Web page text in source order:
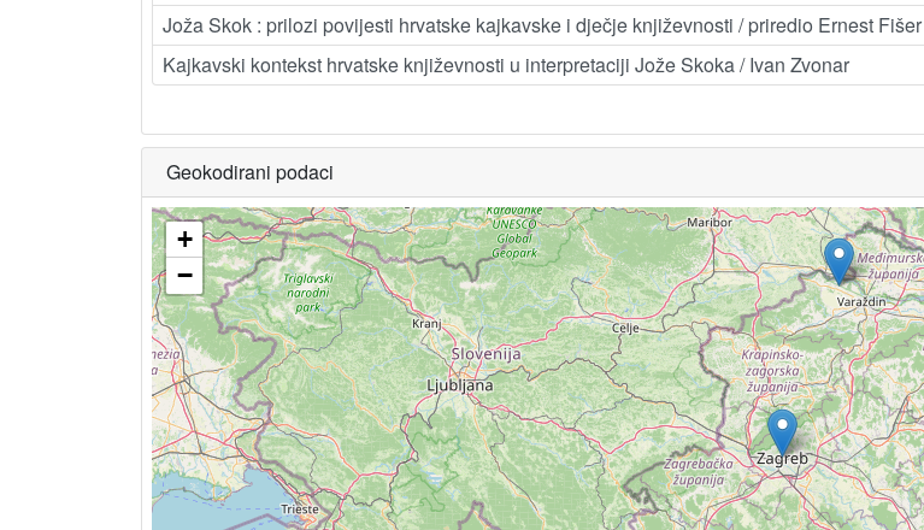
Joža Skok : prilozi povijesti hrvatske kajkavske i dječje književnosti / priredio Ernest Fišer
Kajkavski kontekst hrvatske književnosti u interpretaciji Jože Skoka / Ivan Zvonar
Geokodirani podaci
+
−